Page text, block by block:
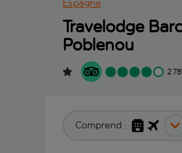
Espagne
Travelodge
Poblenou
2
Comprend :